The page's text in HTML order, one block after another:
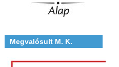
Megvalósult M. K.